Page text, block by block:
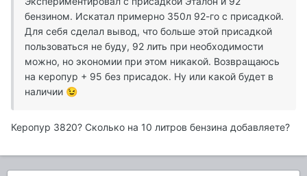
бензином. Искатал примерно 350л 92-го с присадкой.
Для себя сделал вывод, что больше этой присадкой
пользоваться не буду, 92 лить при необходимости
можно, но экономии при этом никакой. Возвращаюсь
на керопур + 95 без присадок. Ну или какой будет в
наличии 😉
Керопур 3820? Сколько на 10 литров бензина добавляете?